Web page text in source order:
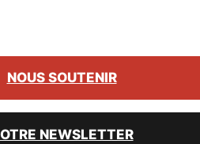
NOUS SOUTENIR
NEWSLETTER